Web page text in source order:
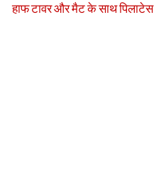
हाफ टावर और मैट के साथ पिलाटेस